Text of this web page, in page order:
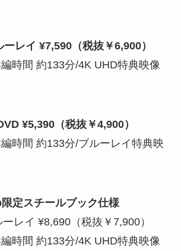
レイ ¥7,590（税抜￥6,900）
時間 約133分/4K UHD特典映像
¥5,390（税抜￥4,900）
時間 約133分/ブルーレイ特典映
定スチールブック仕様
レイ ¥8,690（税抜￥7,900）
時間 約133分/4K UHD特典映像